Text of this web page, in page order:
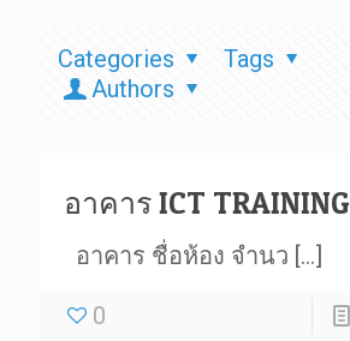
Categories
Tags
Authors
อาคาร ICT TRAINING
อาคาร ชื่อห้อง จำนว […]
0